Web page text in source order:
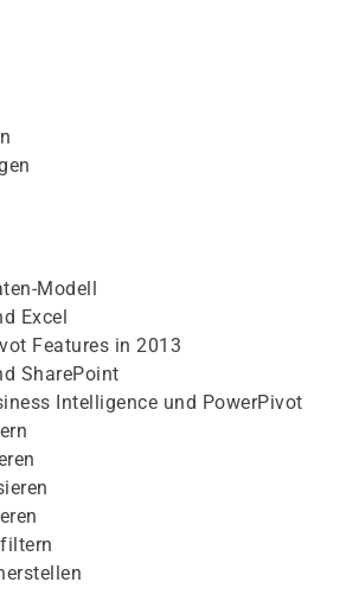
Modell
Excel
Features in 2013
SharePoint
Intelligence und PowerPivot